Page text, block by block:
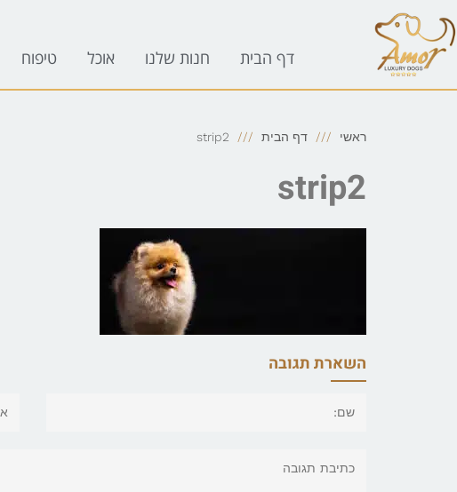
דף הבית חנות שלנו אוכל טיפוח
ראשי דף הבית strip2
strip2
השארת תגובה